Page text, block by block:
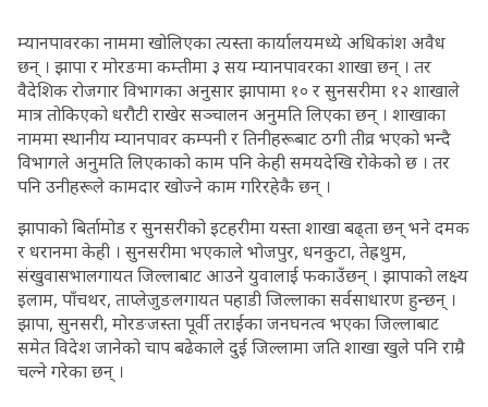
म्यानपावरका नाममा खोलिएका त्यस्ता कार्यालयमध्ये अधिकांश अवैध
छन् । झापा र मोरङमा कम्तीमा ३ सय म्यानपावरका शाखा छन् । तर
वैदेशिक रोजगार विभागका अनुसार झापामा १० र सुनसरीमा १२ शाखाले
मात्र तोकिएको धरौटी राखेर सञ्चालन अनुमति लिएका छन् । शाखाका
नाममा स्थानीय म्यानपावर कम्पनी र तिनीहरूबाट ठगी तीव्र भएको भन्दै
विभागले अनुमति लिएकाको काम पनि केही समयदेखि रोकेको छ । तर
पनि उनीहरूले कामदार खोज्ने काम गरिरहेकै छन् ।
झापाको बिर्तामोड र सुनसरीको इटहरीमा यस्ता शाखा बढ्ता छन् भने दमक
र धरानमा केही । सुनसरीमा भएकाले भोजपुर, धनकुटा, तेह्रथुम,
संखुवासभालगायत जिल्लाबाट आउने युवालाई फकाउँछन् । झापाको लक्ष्य
इलाम, पाँचथर, ताप्लेजुङलगायत पहाडी जिल्लाका सर्वसाधारण हुन्छन् ।
झापा, सुनसरी, मोरङजस्ता पूर्वी तराईका जनघनत्व भएका जिल्लाबाट
समेत विदेश जानेको चाप बढेकाले दुई जिल्लामा जति शाखा खुले पनि राम्रै
चल्ने गरेका छन् ।